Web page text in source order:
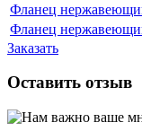
Фланец
Фланец
Заказать
Оставить отзыв